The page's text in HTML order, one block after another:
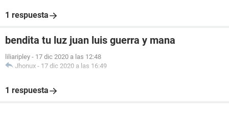
1 respuesta
bendita tu luz juan luis guerra y mana
liliaripley - 17 dic 2020 a las 12:48
Jhonux - 17 dic 2020 a las 16:49
1 respuesta